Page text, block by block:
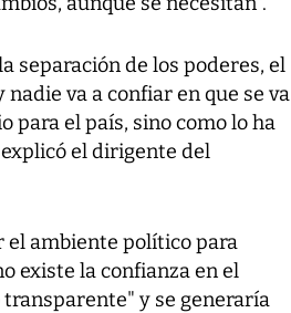
separación de los poderes, el
va a confiar en que se va
para el país, sino como lo ha
el dirigente del
el ambiente político para
existe la confianza en el
y se generaría